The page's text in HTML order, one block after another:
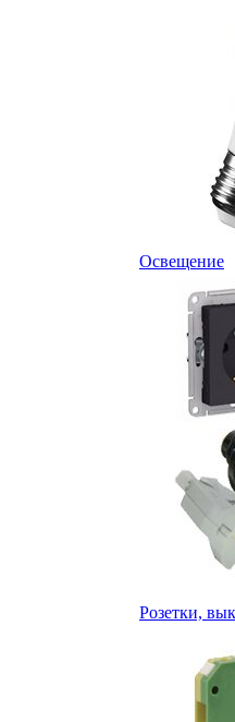
Освещение
Розетки,